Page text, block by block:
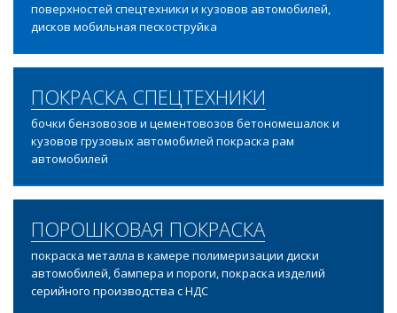
поверхностей спецтехники и кузовов автомобилей,
дисков мобильная пескоструйка
ПОКРАСКА СПЕЦТЕХНИКИ
бочки бензовозов и цементовозов бетономешалок и
кузовов грузовых автомобилей покраска рам
автомобилей
ПОРОШКОВАЯ ПОКРАСКА
покраска металла в камере полимеризации диски
автомобилей, бампера и пороги, покраска изделий
серийного производства с НДС